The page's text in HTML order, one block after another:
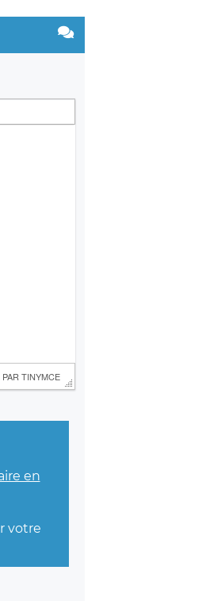
PAR TINYMCE
en
votre